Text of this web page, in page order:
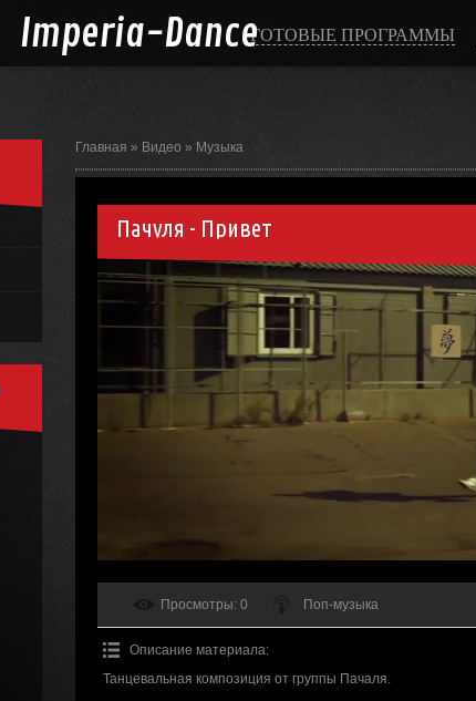
Imperia-DanceГОТОВЫЕ ПРОГРАММЫ
Главная » Видео » Музыка
Пачуля - Привет
Просмотры: 0 Поп-музыка
Описание материала:
Танцевальная композиция от группы Пачаля.